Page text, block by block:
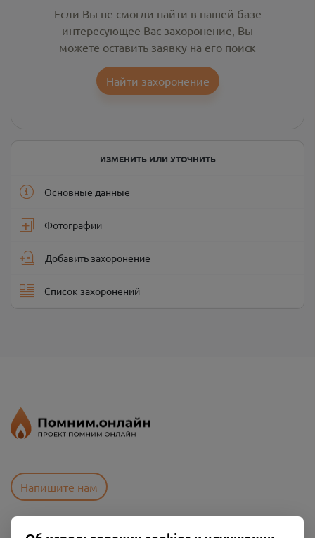
Если Вы не смогли найти в нашей базе
интересующее Вас захоронение, Вы
можете оставить заявку на его поиск
Найти захоронение
ИЗМЕНИТЬ ИЛИ УТОЧНИТЬ
Основные данные
Фотографии
Добавить захоронение
Список захоронений
Напишите нам